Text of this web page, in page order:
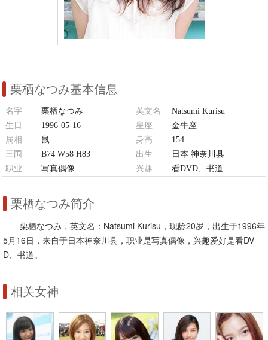
栗栖なつみ基本信息
名字 栗栖なつみ 英文名
Natsumi Kurisu
生日
1996-05-16 星座
金牛座
属相
鼠 身高
154
三围
B74 W58 H83 出生
日本 神奈川县
职业
写真偶像 兴趣 看DVD、书道
栗栖なつみ简介
栗栖なつみ，英文名：Natsumi Kurisu，现龄20岁，出生于1996年
5月16日，来自于日本神奈川县，职业是写真偶像，兴趣爱好是看DV
D、书道。
相关女神